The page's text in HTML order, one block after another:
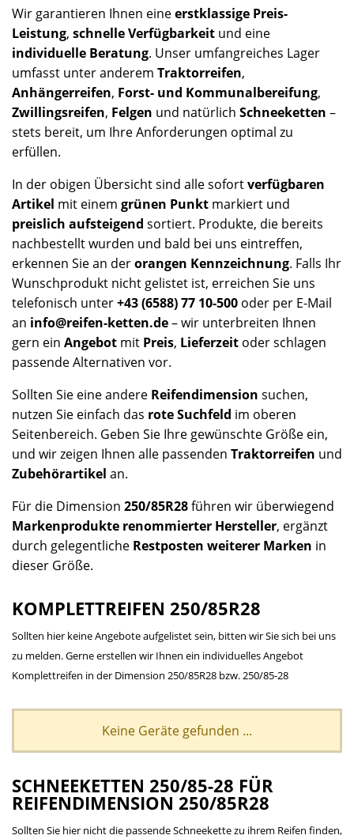
Wir garantieren Ihnen eineerstklassige Preis-
Leistung, schnelle Verfügbarkeit und eine
individuelle Beratung. Unser umfangreiches Lager
umfasst unter anderem Traktorreifen,
Anhängerreifen, Forst- und Kommunalbereifung,
Zwillingsreifen, Felgen und natürlich Schneeketten –
stets bereit, um Ihre Anforderungen optimal zu
erfüllen.
In der obigen Übersicht sind alle sofortverfügbaren
Artikel mit einem grünen Punkt markiert und
preislich aufsteigend sortiert. Produkte, die bereits
nachbestellt wurden und bald bei uns eintreffen,
erkennen Sie an derorangen Kennzeichnung. Falls Ihr
Wunschprodukt nicht gelistet ist, erreichen Sie uns
telefonisch unter+43 (6588) 77 10-500 oder per E-Mail
an info@reifen-ketten.de– wir unterbreiten Ihnen
gern ein Angebot mit Preis, Lieferzeit oder schlagen
passende Alternativen vor.
Sollten Sie eine andere Reifendimension suchen,
nutzen Sie einfach das rote Suchfeld im oberen
Seitenbereich. Geben Sie Ihre gewünschte Größe ein,
und wir zeigen Ihnen alle passenden Traktorreifen und
Zubehörartikel an.
Für die Dimension 250/85R28führen wir überwiegend
Markenprodukte renommierter Hersteller, ergänzt
durch gelegentliche Restposten weiterer Marken in
dieser Größe.
KOMPLETTREIFEN 250/85R28
Sollten hier keine Angebote aufgelistet sein, bitten wir Sie sich bei uns
zu melden. Gerne erstellen wir Ihnen ein individuelles Angebot
Komplettreifen in der Dimension 250/85R28 bzw. 250/85-28
Keine Geräte gefunden ...
SCHNEEKETTEN 250/85-28 FÜR
REIFENDIMENSION 250/85R28
Sollten Sie hier nicht die passende Schneekette zu ihrem Reifen finden,